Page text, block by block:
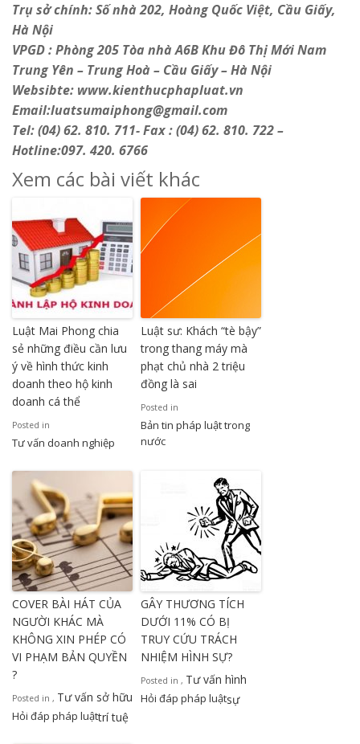
Trụ sở chính: Số nhà 202, Hoàng Quốc Việt, Cầu Giấy,
Hà Nội
VPGD : Phòng 205 Tòa nhà A6B Khu Đô Thị Mới Nam
Trung Yên – Trung Hoà – Cầu Giấy – Hà Nội
Websibte: www.kienthucphapluat.vn
Email:luatsumaiphong@gmail.com
Tel: (04) 62. 810. 711- Fax : (04) 62. 810. 722 –
Hotline:097. 420. 6766
Xem các bài viết khác
Luật Mai Phong chia
sẻ những điều cần lưu
ý về hình thức kinh
doanh theo hộ kinh
doanh cá thể
Posted in
Tư vấn doanh nghiệp
Luật sư: Khách “tè bậy”
trong thang máy mà
phạt chủ nhà 2 triệu
đồng là sai
Posted in
Bản tin pháp luật trong
nước
COVER BÀI HÁT CỦA
NGƯỜI KHÁC MÀ
KHÔNG XIN PHÉP CÓ
VI PHẠM BẢN QUYỀN
?
Posted in
Hỏi đáp pháp luật
, Tư vấn sở hữu
trí tuệ
GÂY THƯƠNG TÍCH
DƯỚI 11% CÓ BỊ
TRUY CỨU TRÁCH
NHIỆM HÌNH SỰ?
Posted in
Hỏi đáp pháp luật
, Tư vấn hình
sự